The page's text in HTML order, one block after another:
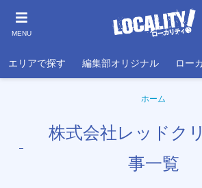
MENU
エリアで探す 編集部オリジナル ロー
ホーム
株式会社レッドク
事一覧